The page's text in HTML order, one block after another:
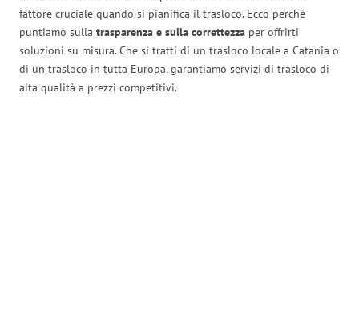
fattore cruciale quando si pianifica il trasloco. Ecco perché
puntiamo sulla trasparenza e sulla correttezza per offrirti
soluzioni su misura. Che si tratti di un trasloco locale a Catania o
di un trasloco in tutta Europa, garantiamo servizi di trasloco di
alta qualità a prezzi competitivi.